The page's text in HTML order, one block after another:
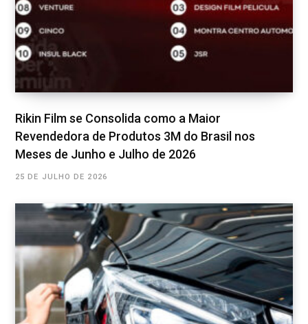
Rikin Film se Consolida como a Maior
Revendedora de Produtos 3M do Brasil nos
Meses de Junho e Julho de 2026
25 DE JULHO DE 2026